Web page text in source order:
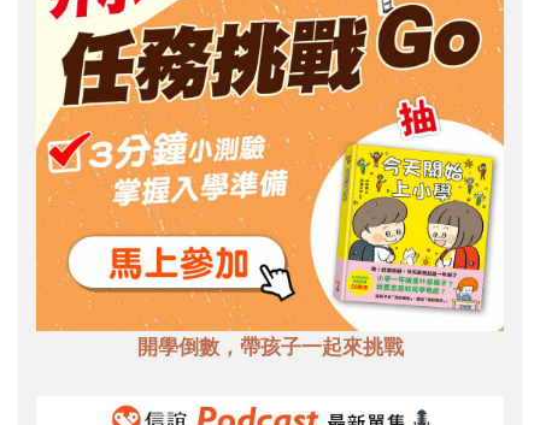
開學倒數，帶孩子一起來挑戰